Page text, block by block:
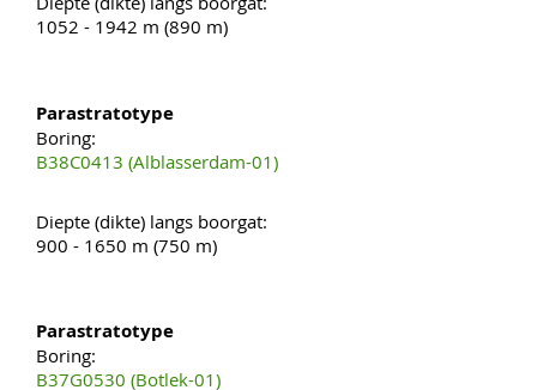
1052 - 1942 m (890 m)
Parastratotype
Boring:
B38C0413 (Alblasserdam-01)
Diepte (dikte) langs boorgat:
900 - 1650 m (750 m)
Parastratotype
Boring:
B37G0530 (Botlek-01)